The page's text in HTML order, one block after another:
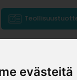
evästeitä
kiskot Vetimet